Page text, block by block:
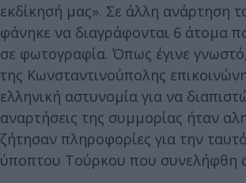
εκδίκησή μας». Σε άλλη ανάρτηση
φάνηκε να διαγράφονται 6 άτομα
σε φωτογραφία. Όπως έγινε
της Κωνσταντινούπολης
ελληνική αστυνομία για να
αναρτήσεις της συμμορίας ήταν
ζήτησαν πληροφορίες για την
ύποπτου Τούρκου που συνελήφθη